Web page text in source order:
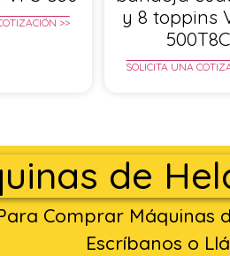
>>
y 8 toppins
500T8C
SOLICITA UNA
de
Comprar Máquinas
Escríbanos o